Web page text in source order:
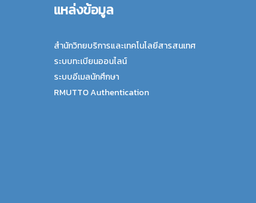
แหล่งข้อมูล
สำนักวิทยบริการและเทคโนโลยีสารสนเทศ
ระบบทะเบียนออนไลน์
ระบบอีเมลนักศึกษา
RMUTTO Authentication